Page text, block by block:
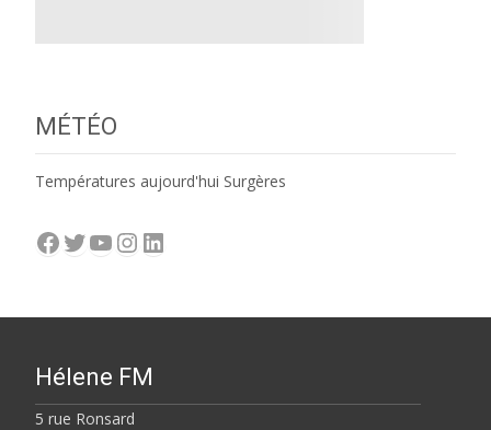
MÉTÉO
Températures aujourd'hui Surgères
Facebook
Twitter
YouTube
Instagram
LinkedIn
Hélene FM
5 rue Ronsard